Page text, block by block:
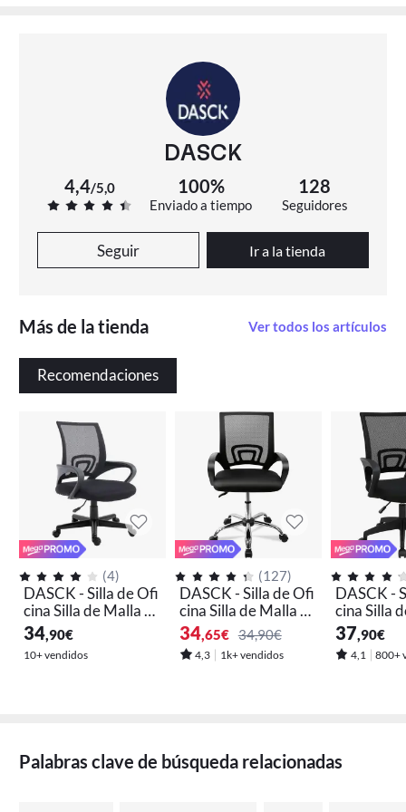
DASCK
4,4/5,0 100%
Enviado a tiempo
128
Seguidores
Seguir Ir a la tienda
Más de la tienda Ver todos los artículos
Recomendaciones
(4)
DASCK - Silla de Ofi
cina Silla de Malla Al
tura Ajustable para
Trabajo Silla Escritor
io Ergonómica Girat
34 ,90€
10+ vendidos
(127)
DASCK - Silla de Ofi
cina Silla de Malla Al
tura Ajustable para
Trabajo Silla Escritor
io Ergonómica Girat
34,65€ 34,90€
4,3 1k+ vendidos
DASCK -
cina Silla
tura
Trabajo
io
37 ,90€
4,1 800+
Palabras clave de búsqueda relacionadas